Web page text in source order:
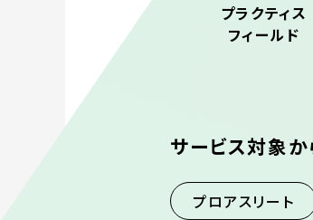
プラクティス
フィールド
サービス対象か
プロアスリート